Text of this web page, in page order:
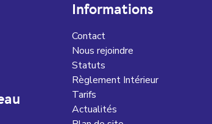
Informations
Contact
Nous rejoindre
Statuts
Règlement Intérieur
Tarifs
Actualités